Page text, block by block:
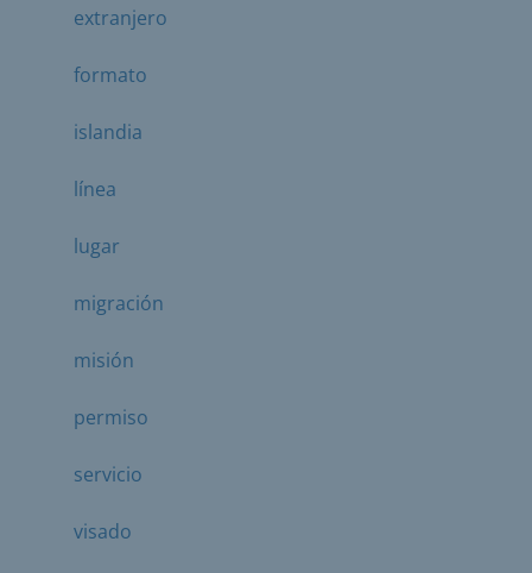
extranjero
formato
islandia
línea
lugar
migración
misión
permiso
servicio
visado